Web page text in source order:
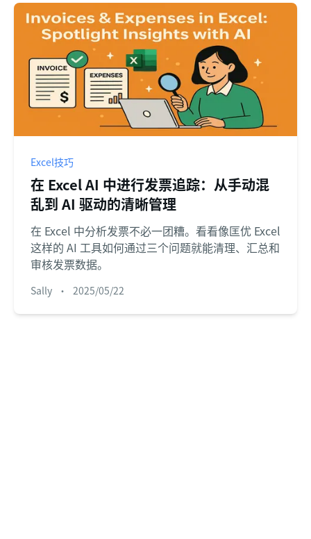
Excel技巧
在 Excel AI 中进行发票追踪：从手动混
乱到 AI 驱动的清晰管理
在 Excel 中分析发票不必一团糟。看看像匡优 Excel
这样的 AI 工具如何通过三个问题就能清理、汇总和
审核发票数据。
Sally • 2025/05/22